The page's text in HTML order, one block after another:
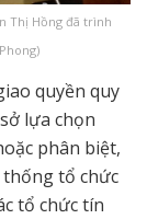
Thị Hồng đã trình
quyền quy
lựa chọn
phân biệt,
tổ chức
tổ chức tín